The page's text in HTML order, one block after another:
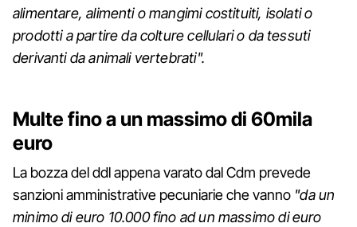
alimentare, alimenti o mangimi costituiti, isolati o
prodotti a partire da colture cellulari o da tessuti
derivanti da animali vertebrati".
Multe fino a un massimo di 60mila
euro
La bozza del ddl appena varato dal Cdm prevede
sanzioni amministrative pecuniarie che vanno "da un
minimo di euro 10.000 fino ad un massimo di euro